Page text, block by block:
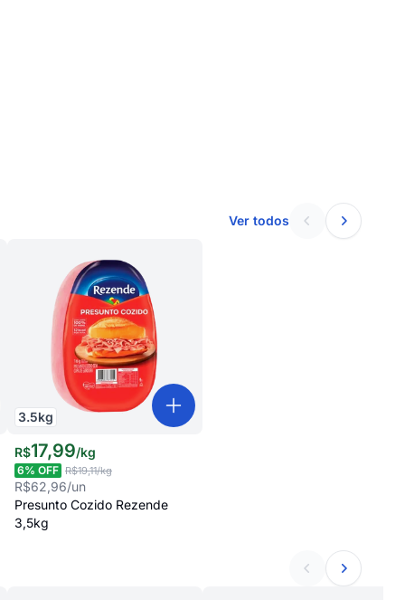
Ver todos
3.5kg
R$17,99/kg
6% OFF R$19,11/kg
R$62,96/un
Presunto Cozido Rezende
3,5kg